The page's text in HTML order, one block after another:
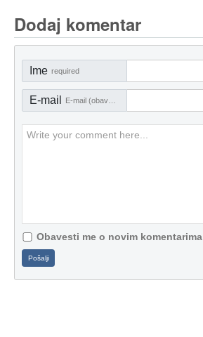
Dodaj komentar
Ime required
E-mail
Obavesti me o novim komentarima
Pošalji